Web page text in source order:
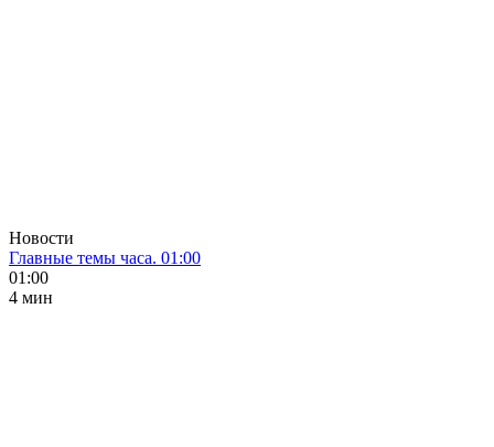
Новости
Главные темы часа. 01:00
01:00
4 мин